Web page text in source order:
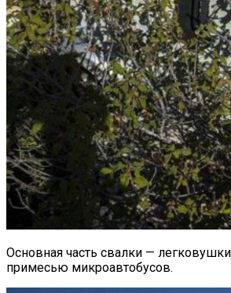
Основная часть свалки —
примесью микроавтобусов.